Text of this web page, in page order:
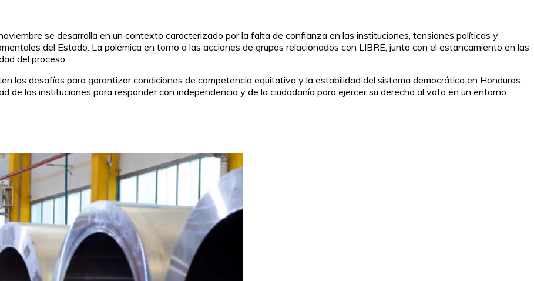
se desarrolla en un contexto caracterizado por la falta de confianza en las instituciones, tensiones políticas y
del Estado. La polémica en torno a las acciones de grupos relacionados con LIBRE, junto con el estancamiento en las
del proceso.
los desafíos para garantizar condiciones de competencia equitativa y la estabilidad del sistema democrático en Honduras.
de las instituciones para responder con independencia y de la ciudadanía para ejercer su derecho al voto en un entorno